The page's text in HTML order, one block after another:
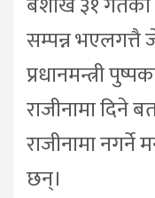
सम्पन्न भएलगत्तै
प्रधानमन्त्री
राजीनामा दिने
राजीनामा नगर्ने
छन्।